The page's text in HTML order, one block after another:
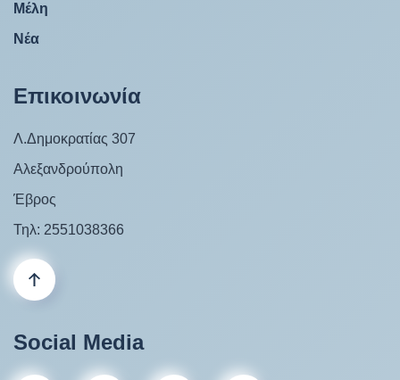
Μέλη
Νέα
Επικοινωνία
Λ.Δημοκρατίας 307
Αλεξανδρούπολη
Έβρος
Τηλ: 2551038366
Social Media